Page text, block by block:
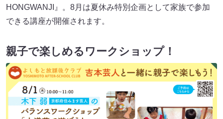
HONGWANJI』。8月は夏休み特別企画として家族で参加
できる講座が開催されます。
親子で楽しめるワークショップ！